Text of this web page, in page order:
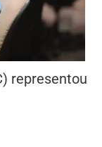
representou